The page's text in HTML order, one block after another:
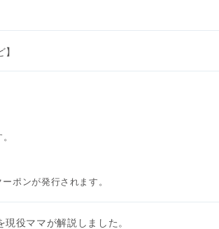
ポンが発行されます。
役ママが解説しました。